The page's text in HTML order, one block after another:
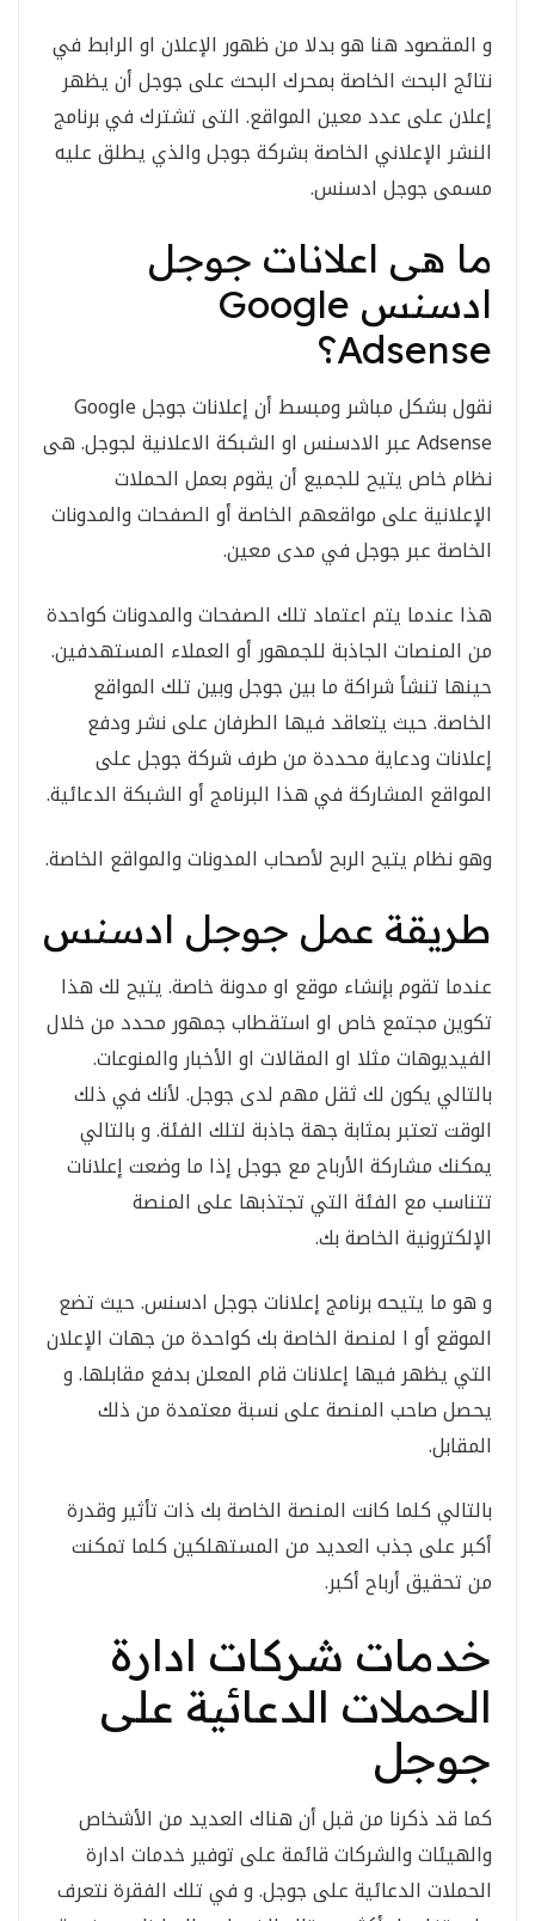
و المقصود هنا هو بدلا من ظهور الإعلان او الرابط في
نتائج البحث الخاصة بمحرك البحث على جوجل أن يظهر
إعلان على عدد معين المواقع. التى تشترك في برنامج
النشر الإعلاني الخاصة بشركة جوجل والذي يطلق عليه
مسمى جوجل ادسنس.
ما هى اعلانات جوجل
ادسنس Google
Adsense؟
نقول بشكل مباشر ومبسط أن إعلانات جوجل Google
Adsense عبر الادسنس او الشبكة الاعلانية لجوجل. هى
نظام خاص يتيح للجميع أن يقوم بعمل الحملات
الإعلانية على مواقعهم الخاصة أو الصفحات والمدونات
الخاصة عبر جوجل في مدى معين.
هذا عندما يتم اعتماد تلك الصفحات والمدونات كواحدة
من المنصات الجاذبة للجمهور أو العملاء المستهدفين.
حينها تنشأ شراكة ما بين جوجل وبين تلك المواقع
الخاصة. حيث يتعاقد فيها الطرفان على نشر ودفع
إعلانات ودعاية محددة من طرف شركة جوجل على
المواقع المشاركة في هذا البرنامج أو الشبكة الدعائية.
وهو نظام يتيح الربح لأصحاب المدونات والمواقع الخاصة.
طريقة عمل جوجل ادسنس
عندما تقوم بإنشاء موقع او مدونة خاصة. يتيح لك هذا
تكوين مجتمع خاص او استقطاب جمهور محدد من خلال
الفيديوهات مثلا او المقالات او الأخبار والمنوعات.
بالتالي يكون لك ثقل مهم لدى جوجل. لأنك في ذلك
الوقت تعتبر بمثابة جهة جاذبة لتلك الفئة. و بالتالي
يمكنك مشاركة الأرباح مع جوجل إذا ما وضعت إعلانات
تتناسب مع الفئة التي تجتذبها على المنصة
الإلكترونية الخاصة بك.
و هو ما يتيحه برنامج إعلانات جوجل ادسنس. حيث تضع
الموقع أو ا لمنصة الخاصة بك كواحدة من جهات الإعلان
التي يظهر فيها إعلانات قام المعلن بدفع مقابلها. و
يحصل صاحب المنصة على نسبة معتمدة من ذلك
المقابل.
بالتالي كلما كانت المنصة الخاصة بك ذات تأثير وقدرة
أكبر على جذب العديد من المستهلكين كلما تمكنت
من تحقيق أرباح أكبر.
خدمات شركات ادارة
الحملات الدعائية على
جوجل
كما قد ذكرنا من قبل أن هناك العديد من الأشخاص
والهيئات والشركات قائمة على توفير خدمات ادارة
الحملات الدعائية على جوجل. و في تلك الفقرة نتعرف